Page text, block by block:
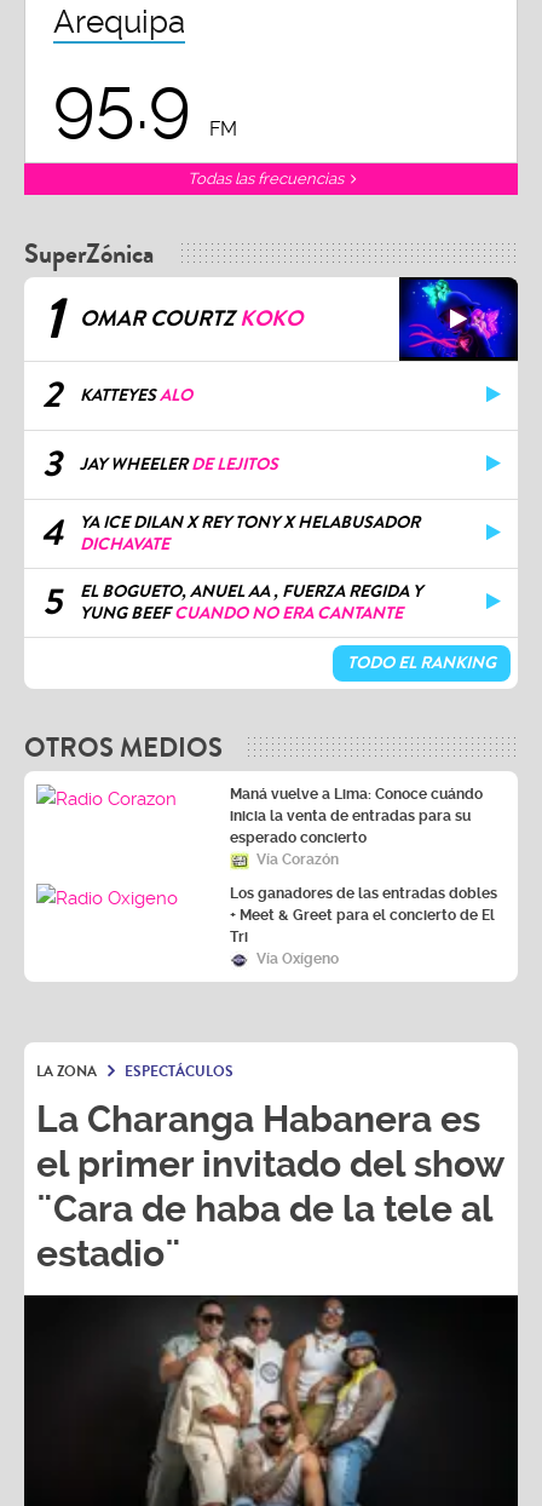
Arequipa
95.9 FM
Todas las frecuencias
SuperZónica
1 OMAR COURTZKOKO
2 KATTEYESALO
3 JAY WHEELERDE LEJITOS
4
YA ICE DILAN X REY TONY X HELABUSADOR
DICHAVATE
5
EL BOGUETO, ANUEL AA , FUERZA REGIDA Y
YUNG BEEFCUANDO NO ERA CANTANTE
TODO EL RANKING
OTROS MEDIOS
Maná vuelve a Lima: Conoce cuándo
inicia la venta de entradas para su
esperado concierto
Vía Corazón
Los ganadores de las entradas dobles
+ Meet & Greet para el concierto de El
Tri
Vía Oxígeno
LA ZONA ESPECTÁCULOS
La Charanga Habanera es
el primer invitado del show
¨Cara de haba de la tele al
estadio¨